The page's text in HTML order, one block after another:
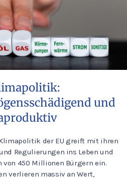
und
der EU greift mit ihren
Regulierungen ins Leben und
von 450 Millionen Bürgern ein.
verlieren massiv an Wert,